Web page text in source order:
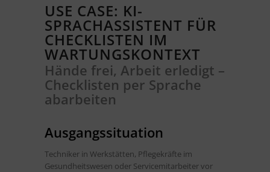
USE CASE: KI-
SPRACHASSISTENT FÜR
CHECKLISTEN IM
WARTUNGSKONTEXT
Hände frei, Arbeit erledigt –
Checklisten per Sprache
abarbeiten
Ausgangssituation
Techniker in Werkstätten, Pflegekräfte im
Gesundheitswesen oder Servicemitarbeiter vor